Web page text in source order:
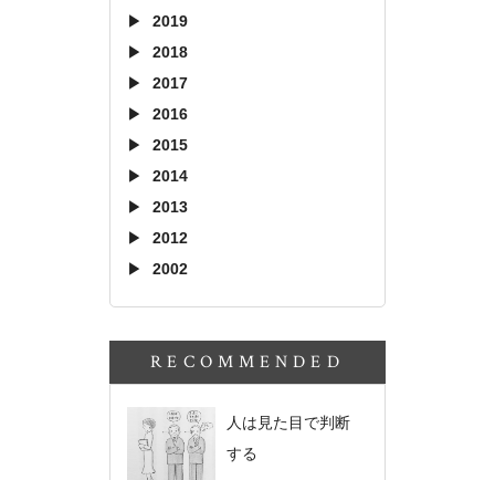
2019
2018
2017
2016
2015
2014
2013
2012
2002
RECOMMENDED
人は見た目で判断
する